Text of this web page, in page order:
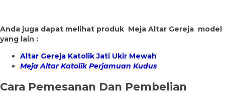
Anda juga dapat melihat produk Meja Altar Gereja model
yang lain :
Altar Gereja Katolik Jati Ukir Mewah
Meja Altar Katolik Perjamuan Kudus
Cara Pemesanan Dan Pembelian